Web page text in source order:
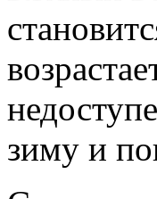
зиму и